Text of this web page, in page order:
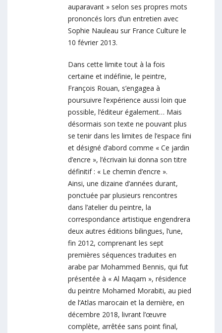
auparavant » selon ses propres mots
prononcés lors d’un entretien avec
Sophie Nauleau sur France Culture le
10 février 2013.
Dans cette limite tout à la fois
certaine et indéfinie, le peintre,
François Rouan, s’engagea à
poursuivre l’expérience aussi loin que
possible, l’éditeur également… Mais
désormais son texte ne pouvant plus
se tenir dans les limites de l’espace fini
et désigné d’abord comme « Ce jardin
d’encre », l’écrivain lui donna son titre
définitif : « Le chemin d’encre ».
Ainsi, une dizaine d’années durant,
ponctuée par plusieurs rencontres
dans l’atelier du peintre, la
correspondance artistique engendrera
deux autres éditions bilingues, l’une,
fin 2012, comprenant les sept
premières séquences traduites en
arabe par Mohammed Bennis, qui fut
présentée à « Al Maqam », résidence
du peintre Mohamed Morabiti, au pied
de l’Atlas marocain et la dernière, en
décembre 2018, livrant l’œuvre
complète, arrêtée sans point final,